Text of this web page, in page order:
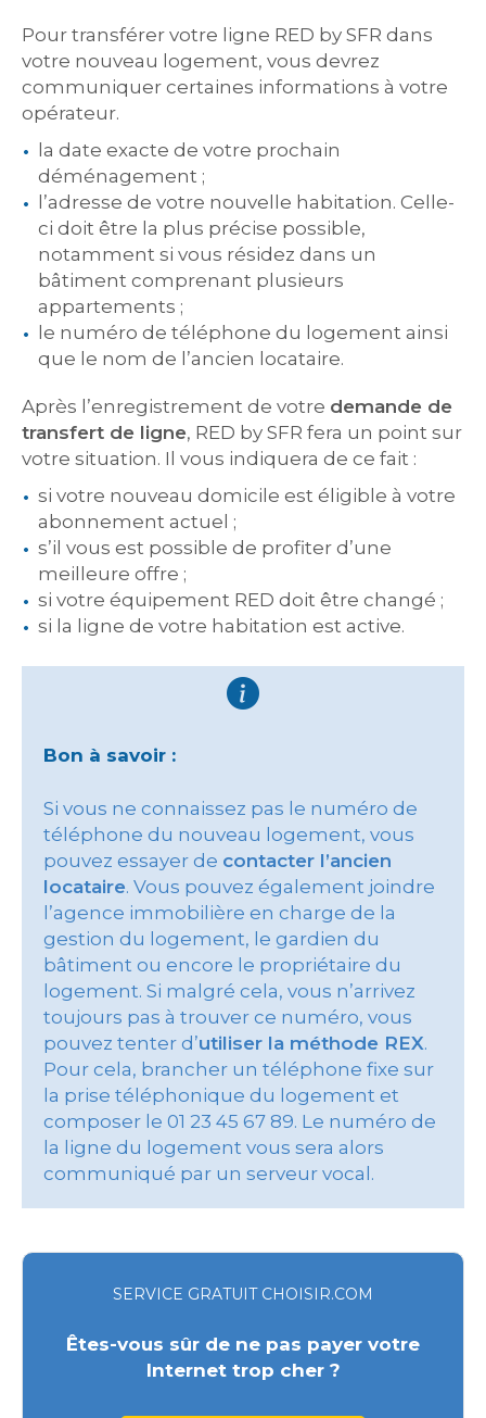
Pour transférer votre ligne RED by SFR dans
votre nouveau logement, vous devrez
communiquer certaines informations à votre
opérateur.
la date exacte de votre prochain
déménagement ;
l’adresse de votre nouvelle habitation. Celle-
ci doit être la plus précise possible,
notamment si vous résidez dans un
bâtiment comprenant plusieurs
appartements ;
le numéro de téléphone du logement ainsi
que le nom de l’ancien locataire.
Après l’enregistrement de votre demande de
transfert de ligne, RED by SFR fera un point sur
votre situation. Il vous indiquera de ce fait :
si votre nouveau domicile est éligible à votre
abonnement actuel ;
s’il vous est possible de profiter d’une
meilleure offre ;
si votre équipement RED doit être changé ;
si la ligne de votre habitation est active.
Bon à savoir :
Si vous ne connaissez pas le numéro de
téléphone du nouveau logement, vous
pouvez essayer de contacter l’ancien
locataire. Vous pouvez également joindre
l’agence immobilière en charge de la
gestion du logement, le gardien du
bâtiment ou encore le propriétaire du
logement. Si malgré cela, vous n’arrivez
toujours pas à trouver ce numéro, vous
pouvez tenter d’utiliser la méthode REX.
Pour cela, brancher un téléphone fixe sur
la prise téléphonique du logement et
composer le 01 23 45 67 89. Le numéro de
la ligne du logement vous sera alors
communiqué par un serveur vocal.
SERVICE GRATUIT CHOISIR.COM
Êtes-vous sûr de ne pas payer votre
Internet trop cher ?